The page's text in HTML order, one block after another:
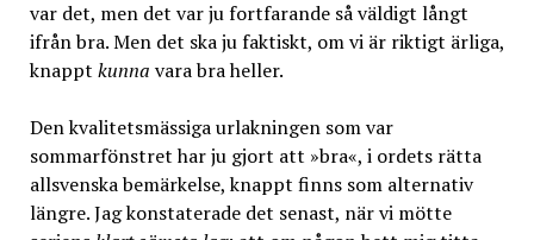
var det, men det var ju fortfarande så väldigt långt
ifrån bra. Men det ska ju faktiskt, om vi är riktigt ärliga,
knappt kunna vara bra heller.
Den kvalitetsmässiga urlakningen som var
sommarfönstret har ju gjort att »bra«, i ordets rätta
allsvenska bemärkelse, knappt finns som alternativ
längre. Jag konstaterade det senast, när vi mötte